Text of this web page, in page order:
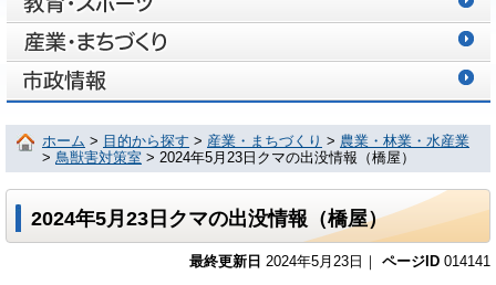
ホーム > 目的から探す > 産業・まちづくり > 農業・林業・水産業
> 鳥獣害対策室 > 2024年5月23日クマの出没情報（橋屋）
2024年5月23日クマの出没情報（橋屋）
最終更新日 2024年5月23日｜ ページID 014141